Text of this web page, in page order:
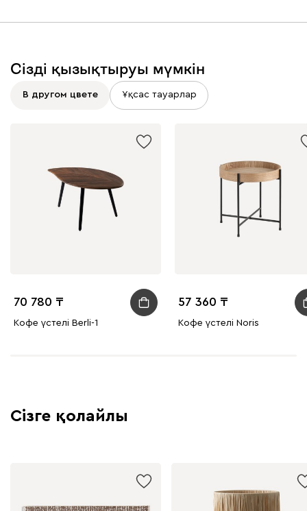
Сізді қызықтыруы мүмкін
В другом цвете Ұқсас тауарлар
70 780
Кофе үстелі Berli-1
57 360
Кофе үстелі Noris
Сізге қолайлы